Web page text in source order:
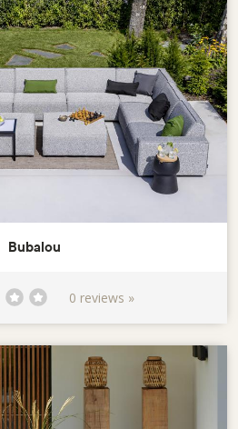
Bubalou
0 reviews »